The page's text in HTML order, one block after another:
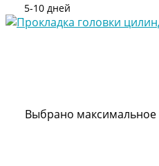
5-10 дней
Выбрано максимальное